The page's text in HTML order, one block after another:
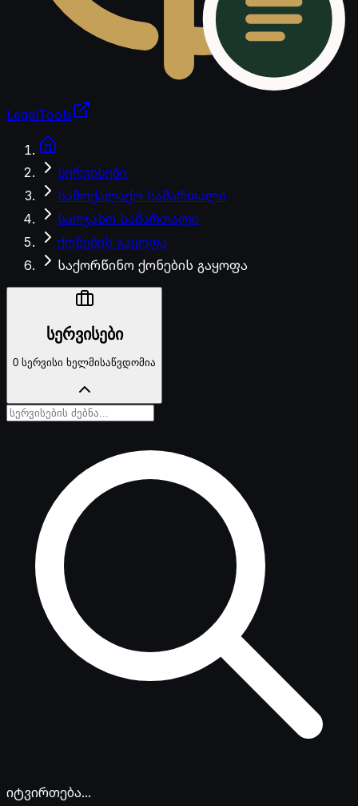
LegalTools
სერვისები
სამოქალაქო სამართალი
საოჯახო სამართალი
ქონების გაყოფა
საქორწინო ქონების გაყოფა
სერვისები
0 სერვისი ხელმისაწვდომია
იტვირთება...